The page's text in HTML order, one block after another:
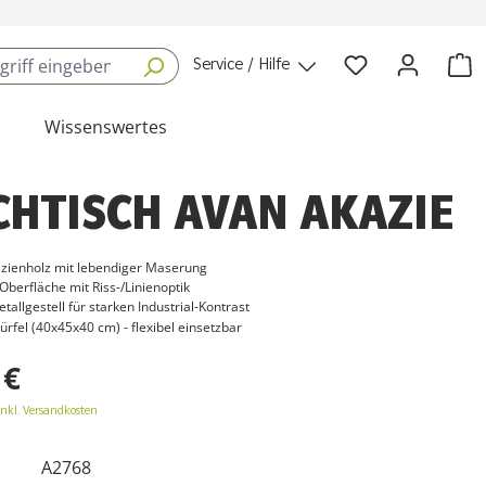
Service / Hilfe
Wissenswertes
AVAN AKAZIE
mit lebendiger Maserung
mit Riss-/Linienoptik
für starken Industrial-Kontrast
(40x45x40 cm) - flexibel einsetzbar
Versandkosten
A2768